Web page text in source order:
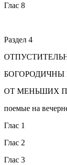
Глас 8
Раздел 4
БОГОРОДИЧНЫ
ОТ МЕНЬШИХ
поемые на
Глас 1
Глас 2
Глас 3